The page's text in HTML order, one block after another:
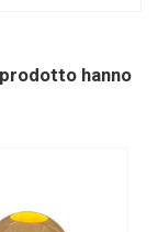
hanno